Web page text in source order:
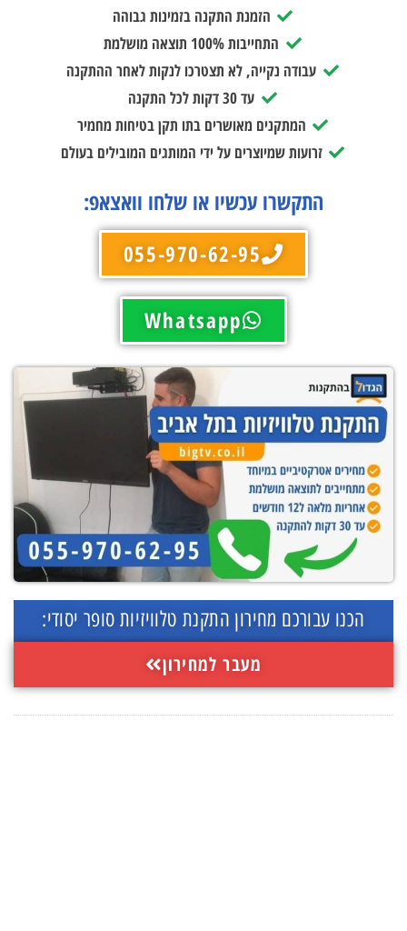
הזמנת התקנה בזמינות גבוהה
התחייבות 100% תוצאה מושלמת
עבודה נקייה, לא תצטרכו לנקות לאחר ההתקנה
עד 30 דקות לכל התקנה
המתקנים מאושרים בתו תקן בטיחות מחמיר
זרועות שמיוצרים על ידי המותגים המובילים בעולם
התקשרו עכשיו או שלחו וואצאפ:
055-970-62-95
Whatsapp
הכנו עבורכם מחירון התקנת טלוויזיות סופר יסודי:
מעבר למחירון